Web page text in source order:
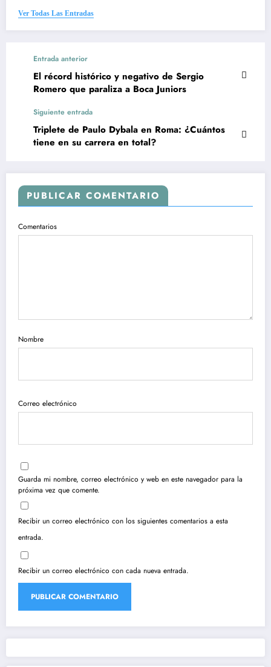
Ver Todas Las Entradas
Entrada anterior
El récord histórico y negativo de Sergio
Romero que paraliza a Boca Juniors
Siguiente entrada
Triplete de Paulo Dybala en Roma: ¿Cuántos
tiene en su carrera en total?
PUBLICAR COMENTARIO
Comentarios
Nombre
Correo electrónico
Guarda mi nombre, correo electrónico y web en este navegador para la
próxima vez que comente.
Recibir un correo electrónico con los siguientes comentarios a esta
entrada.
Recibir un correo electrónico con cada nueva entrada.